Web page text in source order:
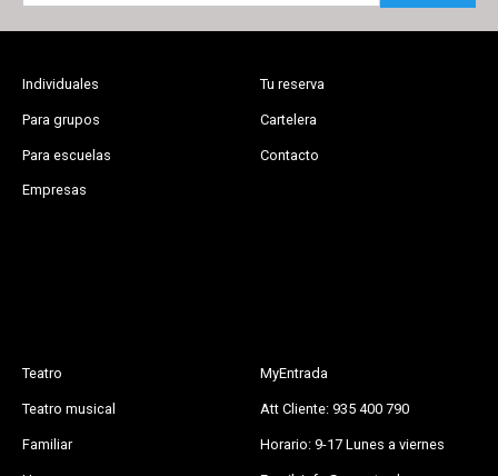
Individuales
Para grupos
Para escuelas
Empresas
Tu reserva
Cartelera
Contacto
Teatro
Teatro musical
Familiar
MyEntrada
Att Cliente: 935 400 790
Horario: 9-17 Lunes a viernes